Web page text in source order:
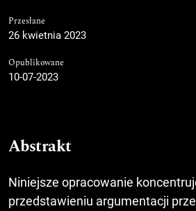
Przesłane
26 kwietnia 2023
Opublikowane
10-07-2023
Abstrakt
Niniejsze opracowanie
przedstawieniu argumentacji